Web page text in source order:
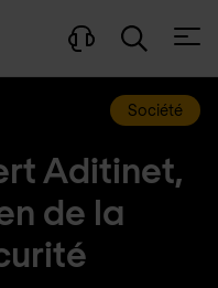
Société
Aditinet,
de la